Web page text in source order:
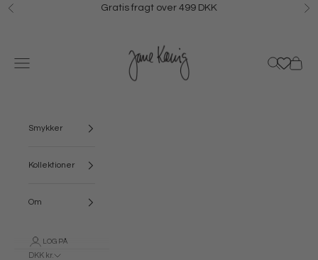
Spring til indhold
Forrige Gratis fragt over 499 DKK
Menu Søg Kurv
Smykker
Kollektioner
Om
LOG PÅ
DKK kr.